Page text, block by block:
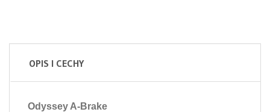
OPIS I CECHY
Odyssey A-Brake